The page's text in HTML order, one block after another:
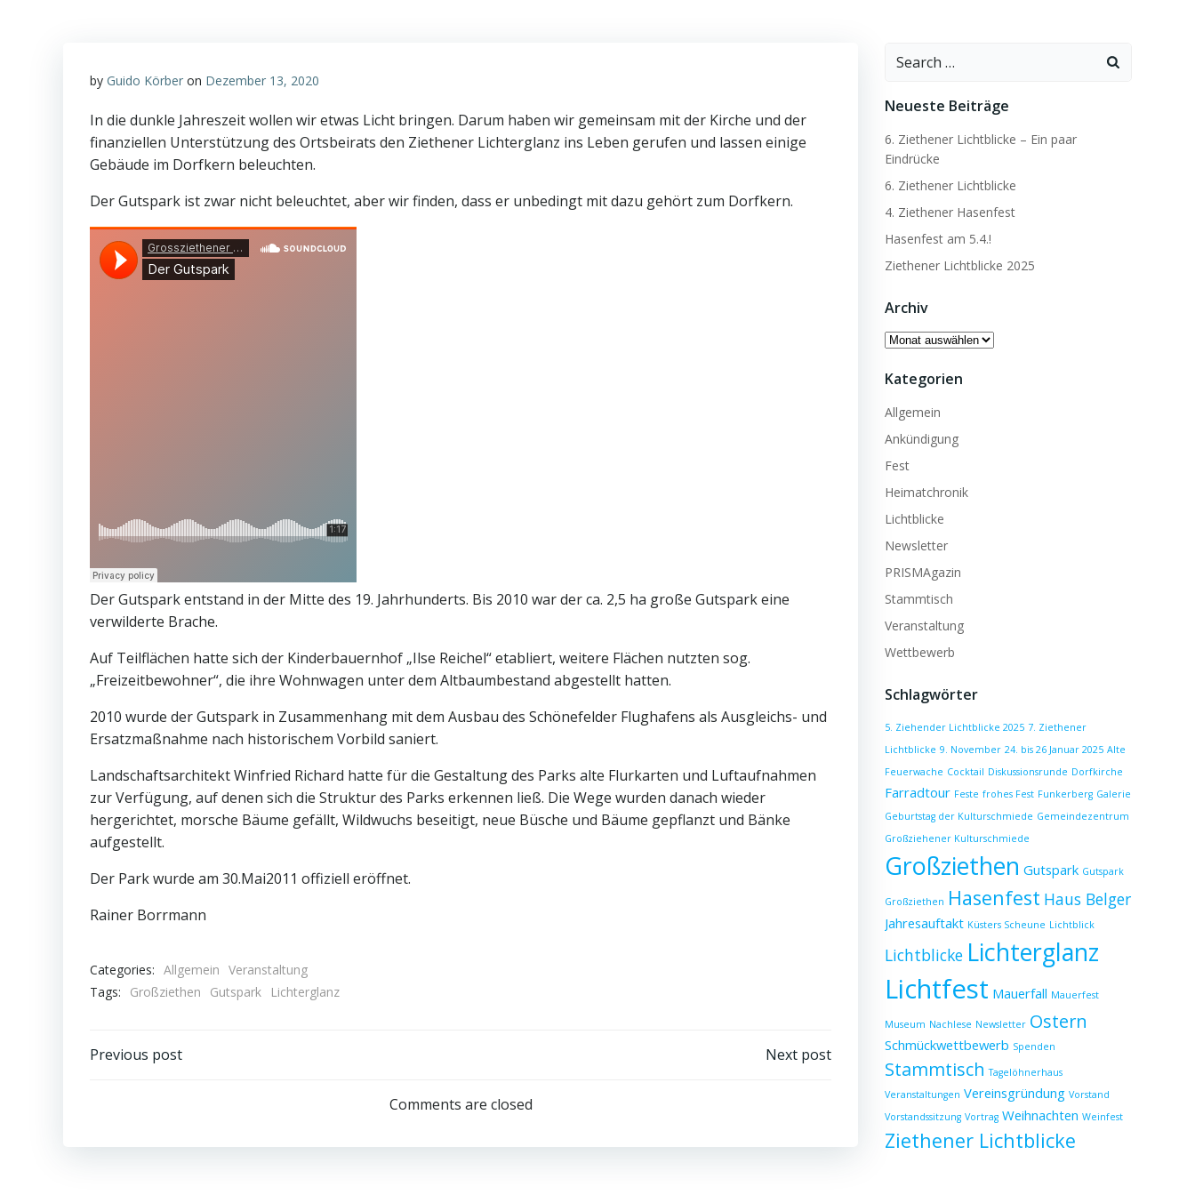
by Guido Körber on Dezember 13, 2020
In die dunkle Jahreszeit wollen wir etwas Licht bringen. Darum haben wir gemeinsam mit der Kirche und der
finanziellen Unterstützung des Ortsbeirats den Ziethener Lichterglanz ins Leben gerufen und lassen einige
Gebäude im Dorfkern beleuchten.
Der Gutspark ist zwar nicht beleuchtet, aber wir finden, dass er unbedingt mit dazu gehört zum Dorfkern.
Der Gutspark entstand in der Mitte des 19. Jahrhunderts. Bis 2010 war der ca. 2,5 ha große Gutspark eine
verwilderte Brache.
Auf Teilflächen hatte sich der Kinderbauernhof „Ilse Reichel“ etabliert, weitere Flächen nutzten sog.
„Freizeitbewohner“, die ihre Wohnwagen unter dem Altbaumbestand abgestellt hatten.
2010 wurde der Gutspark in Zusammenhang mit dem Ausbau des Schönefelder Flughafens als Ausgleichs- und
Ersatzmaßnahme nach historischem Vorbild saniert.
Landschaftsarchitekt Winfried Richard hatte für die Gestaltung des Parks alte Flurkarten und Luftaufnahmen
zur Verfügung, auf denen sich die Struktur des Parks erkennen ließ. Die Wege wurden danach wieder
hergerichtet, morsche Bäume gefällt, Wildwuchs beseitigt, neue Büsche und Bäume gepflanzt und Bänke
aufgestellt.
Der Park wurde am 30.Mai2011 offiziell eröffnet.
Rainer Borrmann
Categories: Allgemein Veranstaltung
Tags:
Großziethen Gutspark Lichterglanz
Post
Previous post
navigation
Next post
Comments are closed
Search
Neueste Beiträge
6. Ziethener Lichtblicke – Ein paar
Eindrücke
6. Ziethener Lichtblicke
4. Ziethener Hasenfest
Hasenfest am 5.4.!
Ziethener Lichtblicke 2025
Archiv
Archiv
Kategorien
Allgemein
Ankündigung
Fest
Heimatchronik
Lichtblicke
Newsletter
PRISMAgazin
Stammtisch
Veranstaltung
Wettbewerb
Schlagwörter
5. Ziehender Lichtblicke 2025 7. Ziethener
Lichtblicke 9. November 24. bis 26 Januar 2025 Alte
Feuerwache Cocktail Diskussionsrunde Dorfkirche
Farradtour Feste frohes Fest Funkerberg Galerie
Geburtstag der Kulturschmiede Gemeindezentrum
Großziehener Kulturschmiede
Großziethen Gutspark Gutspark
Großziethen Hasenfest Haus Belger
Jahresauftakt Küsters Scheune Lichtblick
Lichtblicke Lichterglanz
Lichtfest Mauerfall Mauerfest
Museum Nachlese Newsletter Ostern
Schmückwettbewerb Spenden
Stammtisch Tagelöhnerhaus
Veranstaltungen Vereinsgründung Vorstand
Vorstandssitzung Vortrag Weihnachten Weinfest
Ziethener Lichtblicke